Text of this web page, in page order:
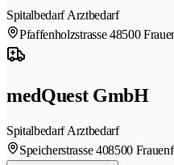
Spitalbedarf Arztbedarf
Pfaffenholzstrasse 48500
medQuest GmbH
Spitalbedarf Arztbedarf
Speicherstrasse 408500